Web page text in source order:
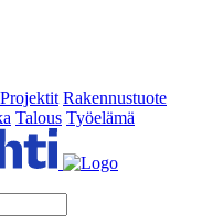
Projektit Rakennustuote
Talous Työelämä